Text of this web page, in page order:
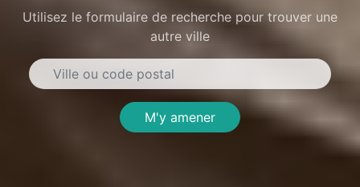
Utilisez le formulaire de recherche pour trouver une
autre ville
M'y amener